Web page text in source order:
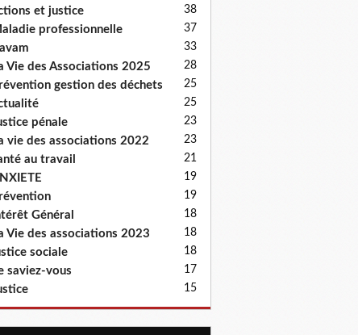
et justice 38
professionnelle 37
33
Vie des Associations 2025 28
gestion des déchets 25
25
pénale 23
vie des associations 2022 23
au travail 21
19
19
Général 18
Vie des associations 2023 18
sociale 18
saviez-vous 17
15